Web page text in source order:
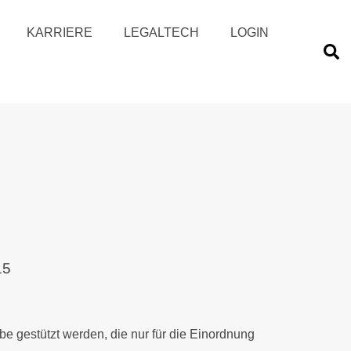
KARRIERE LEGALTECH LOGIN
gestützt werden, die nur für die Einordnung